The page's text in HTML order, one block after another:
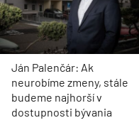
Ján Palenčár: Ak
neurobíme zmeny, stále
budeme najhorší v
dostupnosti bývania